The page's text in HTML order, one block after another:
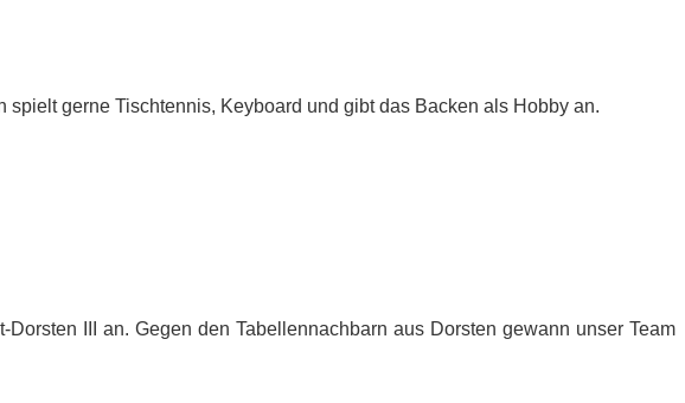
ger­ne Tisch­ten­nis, Key­board und gibt das Ba­cken als Hob­by an.
III an. Ge­gen den Ta­bel­len­nach­barn aus Dors­ten ge­wann un­ser Team